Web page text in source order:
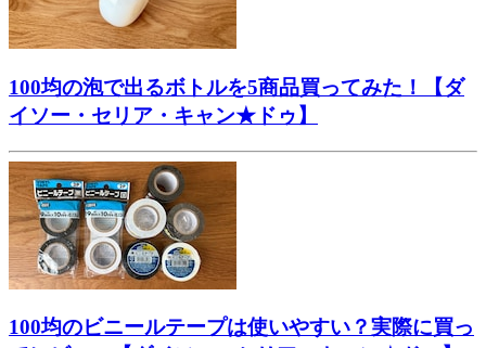
100均の泡で出るボトルを5商品買ってみた！【ダ
イソー・セリア・キャン★ドゥ】
100均のビニールテープは使いやすい？実際に買っ